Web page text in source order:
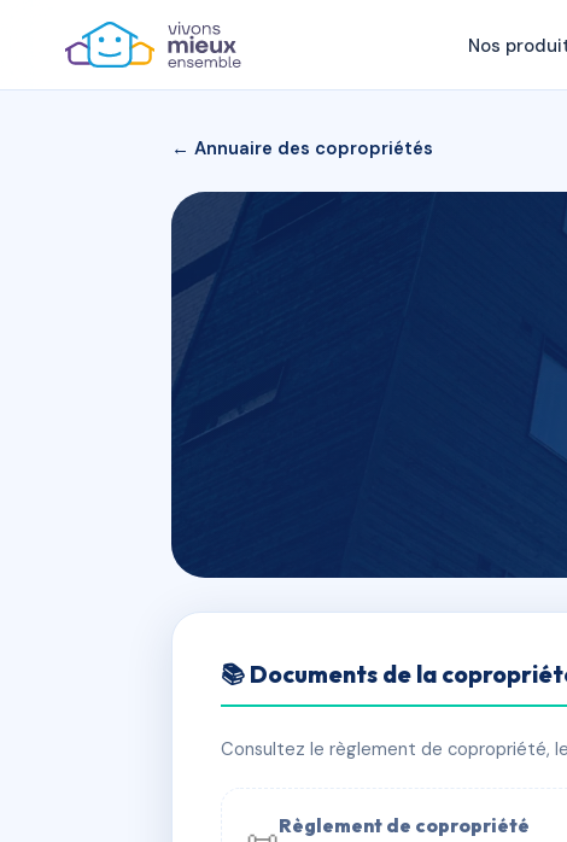
Nos
← Annuaire des copropriétés
MIRASOL
📍 45 r de chassin 64600 ANGLET
📚 Documents de la
Consultez le règlement de copropriété,
Règlement de copropriété